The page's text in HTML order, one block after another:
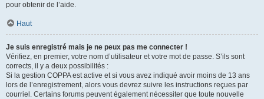
pour obtenir de l’aide.
Haut
Je suis enregistré mais je ne peux pas me connecter !
Vérifiez, en premier, votre nom d’utilisateur et votre mot de passe. S’ils sont
corrects, il y a deux possibilités :
Si la gestion COPPA est active et si vous avez indiqué avoir moins de 13 ans
lors de l’enregistrement, alors vous devrez suivre les instructions reçues par
courriel. Certains forums peuvent également nécessiter que toute nouvelle